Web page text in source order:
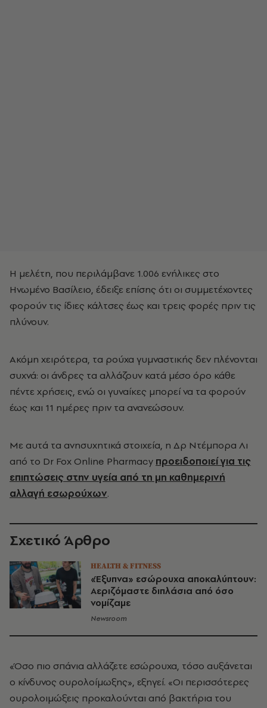
Η μελέτη, που περιλάμβανε 1.006 ενήλικες στο
Ηνωμένο Βασίλειο, έδειξε επίσης ότι οι συμμετέχοντες
φορούν τις ίδιες κάλτσες έως και τρεις φορές πριν τις
πλύνουν.
Ακόμη χειρότερα, τα ρούχα γυμναστικής δεν πλένονται
συχνά: οι άνδρες τα αλλάζουν κατά μέσο όρο κάθε
πέντε χρήσεις, ενώ οι γυναίκες μπορεί να τα φορούν
έως και 11 ημέρες πριν τα ανανεώσουν.
Με αυτά τα ανησυχητικά στοιχεία, η Δρ Ντέμπορα Λι
από το Dr Fox Online Pharmacy προειδοποιεί για τις
επιπτώσεις στην υγεία από τη μη καθημερινή
αλλαγή εσωρούχων.
Σχετικό Άρθρο
HEALTH & FITNESS
«Έξυπνα» εσώρουχα αποκαλύπτουν:
Αεριζόμαστε διπλάσια από όσο
νομίζαμε
Newsroom
«Όσο πιο σπάνια αλλάζετε εσώρουχα, τόσο αυξάνεται
ο κίνδυνος ουρολοίμωξης», εξηγεί. «Οι περισσότερες
ουρολοιμώξεις προκαλούνται από βακτήρια του